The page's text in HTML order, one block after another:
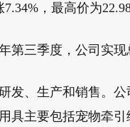
，最高价为22.98
三季度，公司实现
、生产和销售。公
具主要包括宠物牵